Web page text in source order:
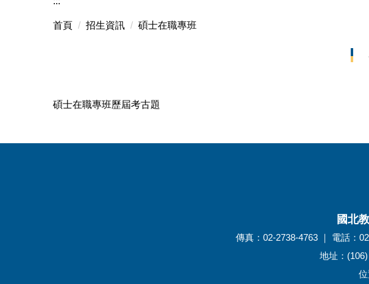
首頁 招生資訊 碩士在職專班
碩士在職專班歷屆考古題
國北
傳真：02-2738-4763 ｜ 電話：
地址：